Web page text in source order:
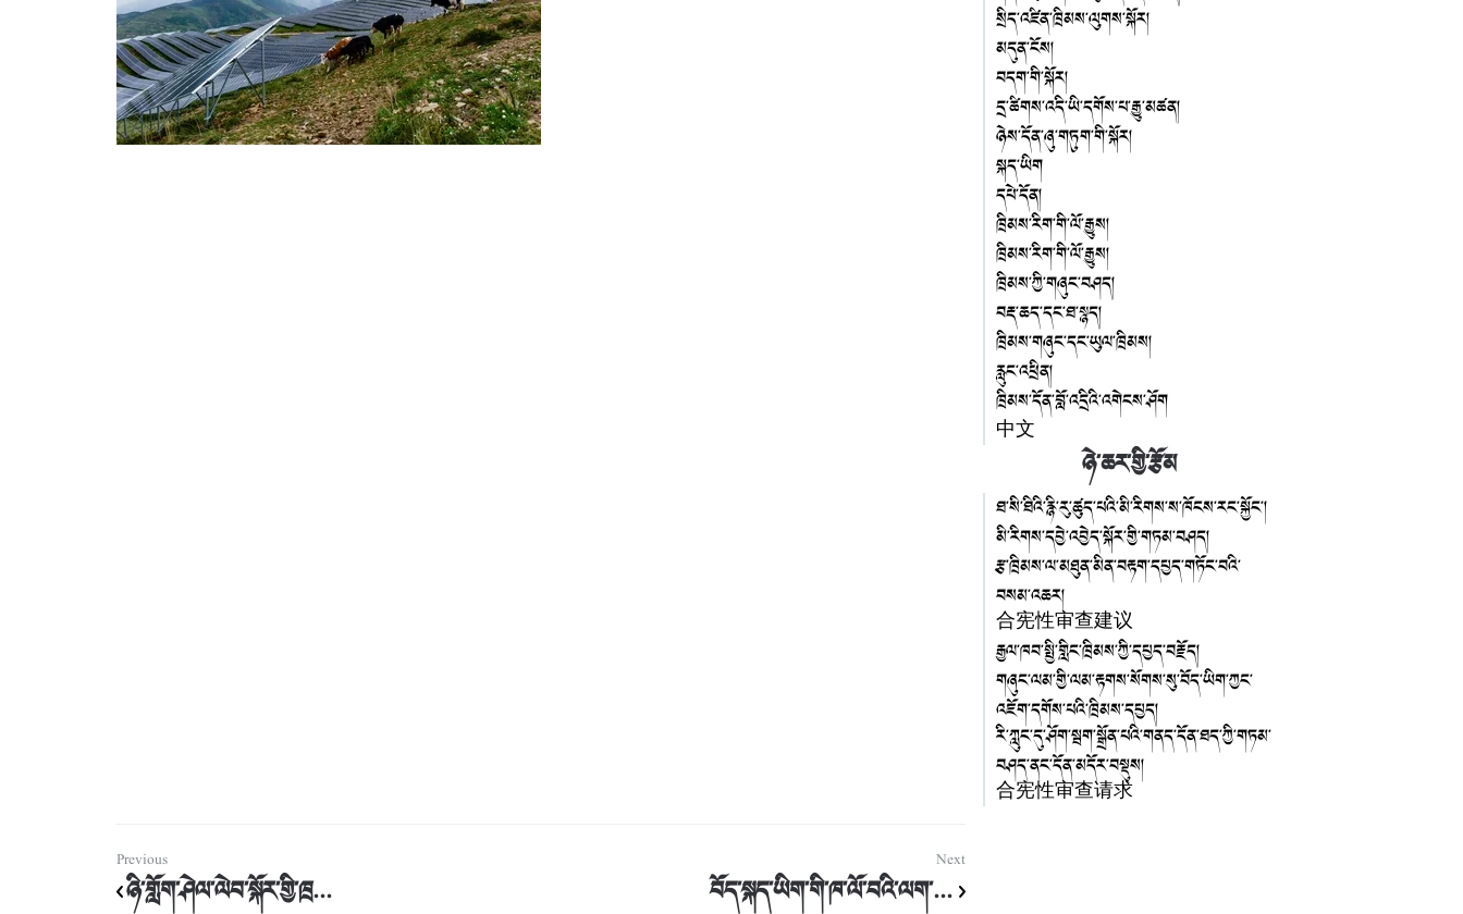
སྲིད་འཛིན་ཁྲིམས་ལུགས་སྐོར།
མདུན་ངོས།
བདག་གི་སྐོར།
དྲ་ཚིགས་འདི་ཡི་དགོས་པ་རྒྱུ་མཚན།
ཉེས་དོན་ཞུ་གཏུག་གི་སྐོར།
སྐད་ཡིག
དཔེ་དོན།
ཁྲིམས་རིག་གི་ལོ་རྒྱུས།
ཁྲིམས་རིག་གི་ལོ་རྒྱུས།
ཁྲིམས་ཀྱི་གཞུང་བཤད།
བརྡ་ཆད་དང་ཐ་སྙད།
ཁྲིམས་གཞུང་དང་ཡུལ་ཁྲིམས།
རླུང་འཕྲིན།
ཁྲིམས་དོན་བློ་འདྲིའི་འགེངས་ཤོག
中文
ཉེ་ཆར་གྱི་རྩོམ
ཐ་སི་ཐིའི་རྙི་རུ་ཚུད་པའི་མི་རིགས་ས་ཁོངས་རང་སྐྱོང་།
མི་རིགས་དབྱེ་འབྱེད་སྐོར་གྱི་གཏམ་བཤད།
རྩ་ཁྲིམས་ལ་མཐུན་མིན་བརྟག་དཔྱད་གཏོང་བའི་
བསམ་འཆར།
合宪性审查建议
རྒྱལ་ཁབ་སྤྱི་གླིང་ཁྲིམས་ཀྱི་དཔྱད་བརྗོད།
གཞུང་ལམ་གྱི་ལམ་རྟགས་སོགས་སུ་བོད་ཡིག་ཀྱང་
འཇོག་དགོས་པའི་ཁྲིམས་དཔྱད།
རི་ཀླུང་དུ་ཤོག་སྦག་སྒྲོན་པའི་གནད་དོན་ཐད་ཀྱི་གཏམ་
བཤད་ནང་དོན་མདོར་བསྡུས།
合宪性审查请求
Previous
ཉི་གློག་ཤེལ་ལེབ་སྐོར་གྱི་ཁྲ...
Next
བོད་སྐད་ཡིག་གི་ཁ་ལོ་བའི་ལག་...